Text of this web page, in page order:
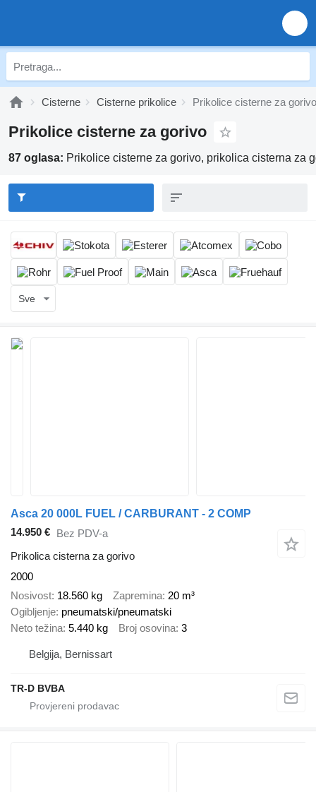
Cisterne Cisterne prikolice Prikolice cisterne za gorivo
Prikolice cisterne za gorivo
87 oglasa: Prikolice cisterne za gorivo, prikolica cisterna za
Sve
Asca 20 000L FUEL / CARBURANT - 2 COMP
14.950 € Bez PDV-a
Prikolica cisterna za gorivo
2000
Nosivost 18.560 kg Zapremina 20 m³
Ogibljenje pneumatski/pneumatski
Neto težina 5.440 kg Broj osovina 3
Belgija, Bernissart
TR-D BVBA